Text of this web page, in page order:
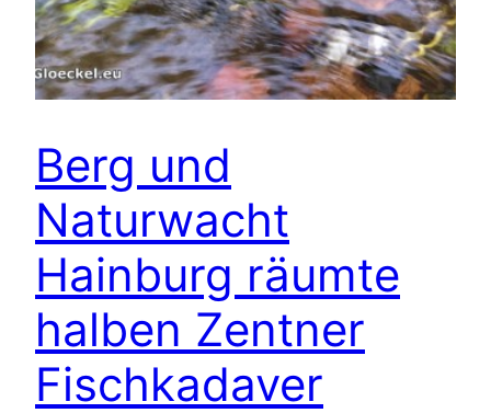
Berg und
Naturwacht
Hainburg räumte
halben Zentner
Fischkadaver